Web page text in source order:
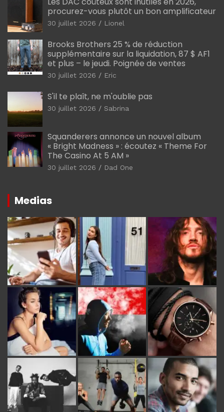
procurez-vous plutôt un bon amplificateur
30 juillet 2026 Lionel
Brooks Brothers 25 % de réduction
supplémentaire sur la liquidation, 87 $ AF1
et plus – le jeudi. Poignée de ventes
30 juillet 2026 Eric
S'il te plaît, ne m'oublie pas
30 juillet 2026 Sabrina
Squanderers annonce un nouvel album
« Bright Madness » : écoutez « Theme For
The Casino At 5 AM »
30 juillet 2026 Dad One
Medias